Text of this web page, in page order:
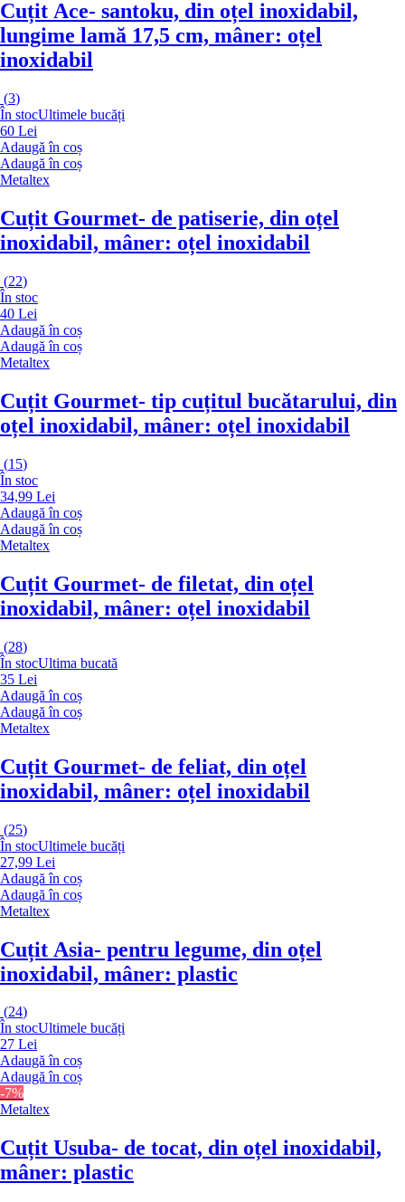
Cuțit Ace- santoku, din oțel inoxidabil,
lungime lamă 17,5 cm, mâner: oțel
inoxidabil
(3)
În stocUltimele bucăți
60 Lei
Adaugă în coș
Adaugă în coș
Metaltex
Cuțit Gourmet- de patiserie, din oțel
inoxidabil, mâner: oțel inoxidabil
(22)
În stoc
40 Lei
Adaugă în coș
Adaugă în coș
Metaltex
Cuțit Gourmet- tip cuțitul bucătarului, din
oțel inoxidabil, mâner: oțel inoxidabil
(15)
În stoc
34,99 Lei
Adaugă în coș
Adaugă în coș
Metaltex
Cuțit Gourmet- de filetat, din oțel
inoxidabil, mâner: oțel inoxidabil
(28)
În stocUltima bucată
35 Lei
Adaugă în coș
Adaugă în coș
Metaltex
Cuțit Gourmet- de feliat, din oțel
inoxidabil, mâner: oțel inoxidabil
(25)
În stocUltimele bucăți
27,99 Lei
Adaugă în coș
Adaugă în coș
Metaltex
Cuțit Asia- pentru legume, din oțel
inoxidabil, mâner: plastic
(24)
În stocUltimele bucăți
27 Lei
Adaugă în coș
Adaugă în coș
-7%
Metaltex
Cuțit Usuba- de tocat, din oțel inoxidabil,
mâner: plastic